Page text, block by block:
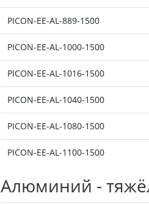
PICON-EE-AL-889-1500
PICON-EE-AL-1000-1500
PICON-EE-AL-1016-1500
PICON-EE-AL-1040-1500
PICON-EE-AL-1080-1500
PICON-EE-AL-1100-1500
Алюминий -